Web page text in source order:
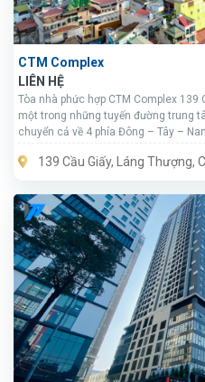
CTM Complex
LIÊN HỆ
Tòa nhà phức hợp CTM Complex
một trong những tuyến đường trung
chuyển cả về 4 phía Đông – Tây –
Phạm Hùng, Láng, Kim Mã…
139 Cầu Giấy, Láng Thượng,